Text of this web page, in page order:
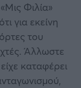
Φιλία»
για εκείνη
του
Άλλωστε
καταφέρει